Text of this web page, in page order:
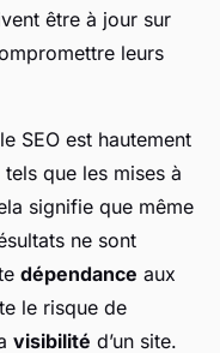
être à jour sur
leurs
SEO est hautement
que les mises à
signifie que même
ne sont
dépendance aux
le risque de
visibilité d’un site.